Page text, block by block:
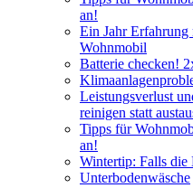
an!
Ein Jahr
Wohnmobil
Batterie checken!
Leistungsverlust
reinigen statt
Tipps für
an!
Wintertip: Falls die
Unterbodenwäsche